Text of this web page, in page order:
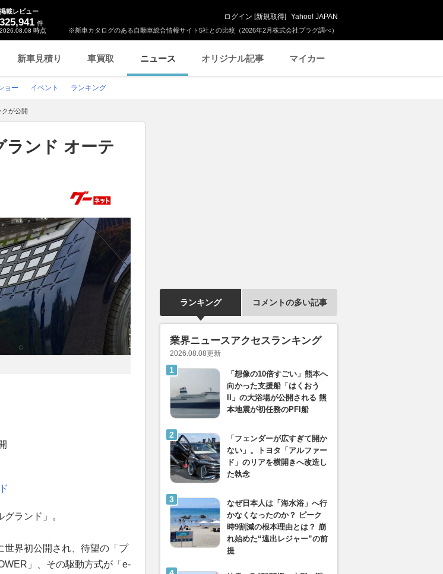
※新車カタログのある自動車総合情報サイト5社との比較（2026年2月株式会社プラグ調べ）
掲載レビュー
325,941 件
2026.08.08 時点
ログイン [新規取得] Yahoo! JAPAN
新車見積り 車買取 ニュース オリジナル記事 マイカー
ョー イベント ランキング
が公開
ランド オーテ
グランド」。
世界初公開され、待望の「プ
」、その駆動方式が「e-
ランキング コメントの多い記事
業界ニュースアクセスランキング
2026.08.08更新
「想像の10倍すごい」熊本へ
向かった支援船「はくおう
II」の大浴場が公開される 熊
本地震が初任務のPFI船
「フェンダーが広すぎて開か
ない」。トヨタ「アルファー
ド」のリアを横開きへ改造し
た執念
なぜ日本人は「海水浴」へ行
かなくなったのか？ ピーク
時9割減の根本理由とは？ 崩
れ始めた“遠出レジャー”の前
提